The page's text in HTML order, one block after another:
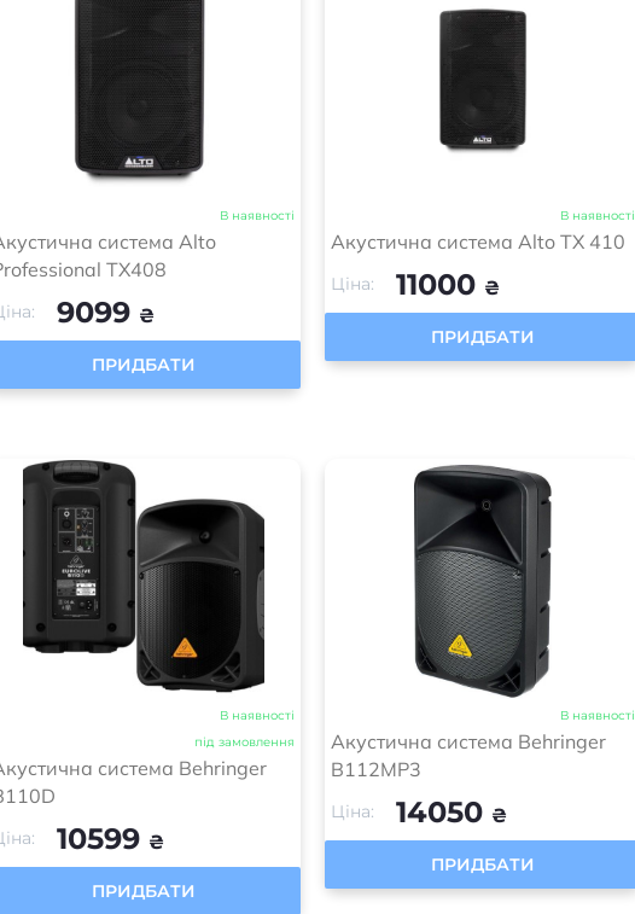
В наявності
система Alto
TX408
9099 ₴
ПРИДБАТИ
В наявності
Акустична система Alto TX 410
Ціна: 11000 ₴
ПРИДБАТИ
В наявності
під замовлення
система Behringer
10599 ₴
ПРИДБАТИ
В наявності
Акустична система Behringer
B112MP3
Ціна: 14050 ₴
ПРИДБАТИ